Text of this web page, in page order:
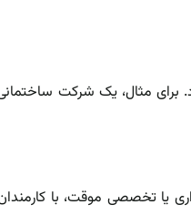
مثال، یک شرکت
یا تخصصی موقت، با